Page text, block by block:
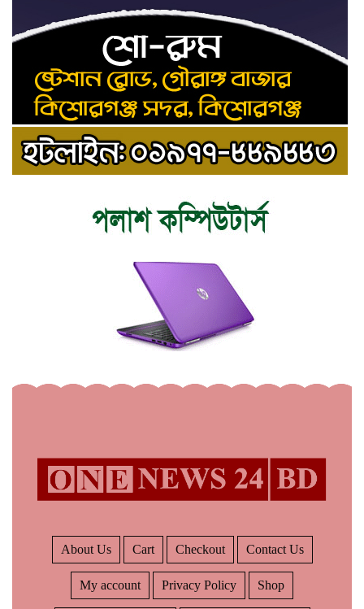
About Us Cart Checkout Contact Us
My account Privacy Policy Shop